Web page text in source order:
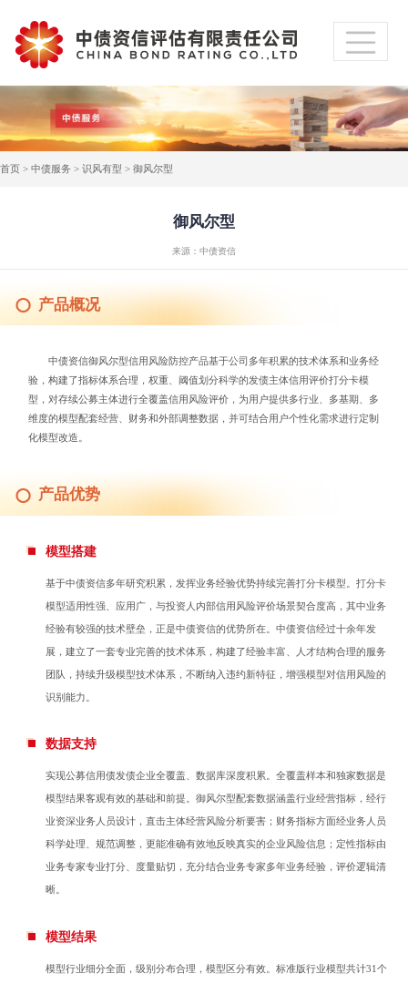
首页 > 中债服务 > 识风有型 > 御风尔型
御风尔型
来源：中债资信
产品概况
中债资信御风尔型信用风险防控产品基于公司多年积累的技术体系和业务经
验，构建了指标体系合理，权重、阈值划分科学的发债主体信用评价打分卡模
型，对存续公募主体进行全覆盖信用风险评价，为用户提供多行业、多基期、多
维度的模型配套经营、财务和外部调整数据，并可结合用户个性化需求进行定制
化模型改造。
产品优势
模型搭建
基于中债资信多年研究积累，发挥业务经验优势持续完善打分卡模型。打分卡
模型适用性强、应用广，与投资人内部信用风险评价场景契合度高，其中业务
经验有较强的技术壁垒，正是中债资信的优势所在。中债资信经过十余年发
展，建立了一套专业完善的技术体系，构建了经验丰富、人才结构合理的服务
团队，持续升级模型技术体系，不断纳入违约新特征，增强模型对信用风险的
识别能力。
数据支持
实现公募信用债发债企业全覆盖、数据库深度积累。全覆盖样本和独家数据是
模型结果客观有效的基础和前提。御风尔型配套数据涵盖行业经营指标，经行
业资深业务人员设计，直击主体经营风险分析要害；财务指标方面经业务人员
科学处理、规范调整，更能准确有效地反映真实的企业风险信息；定性指标由
业务专家专业打分、度量贴切，充分结合业务专家多年业务经验，评价逻辑清
晰。
模型结果
模型行业细分全面，级别分布合理，模型区分有效。标准版行业模型共计31个